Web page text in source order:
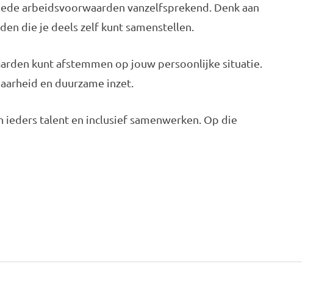
arbeidsvoorwaarden vanzelfsprekend. Denk aan
die je deels zelf kunt samenstellen.
kunt afstemmen op jouw persoonlijke situatie.
en duurzame inzet.
talent en inclusief samenwerken. Op die